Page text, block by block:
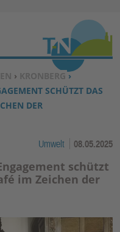
↓
› KRONBERG›
SCHÜTZT DAS
DER
Umwelt 08.05.2025
schützt
im Zeichen der